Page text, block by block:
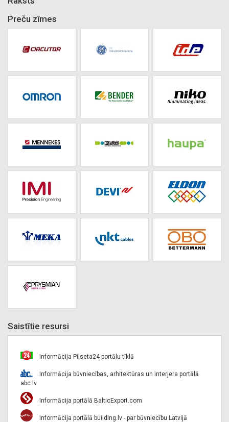
Preču zīmes
Saistītie resursi
Informācija Pilseta24 portālu tīklā
Informācija būvniecības, arhitektūras un interjera portālā
abc.lv
Informācija portālā BalticExport.com
Informācija portālā building.lv - par būvniecību Latvijā